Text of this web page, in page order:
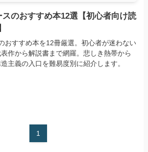
スのおすすめ本12選【初心者向け読
おすすめ本を12冊厳選。初心者が迷わない
作から解説書まで網羅。悲しき熱帯から
主義の入口を難易度別に紹介します。
1